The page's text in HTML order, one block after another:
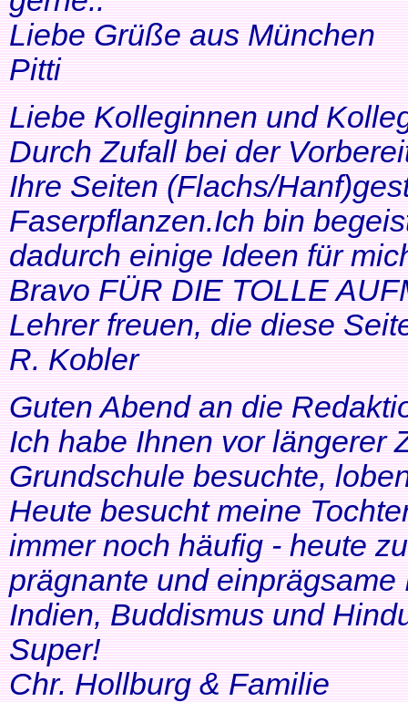
Liebe Grüße aus München
Pitti
Liebe Kolleginnen und
Durch Zufall bei der
Ihre Seiten (Flachs/
Faserpflanzen.Ich bin
dadurch einige Ideen für
Bravo FÜR DIE TOLLE
Lehrer freuen, die diese
R. Kobler
Guten Abend an die
Ich habe Ihnen vor längerer
Grundschule besuchte,
Heute besucht meine
immer noch häufig - heute
prägnante und
Indien, Buddismus und
Super!
Chr. Hollburg & Familie